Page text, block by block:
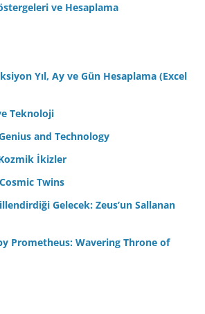
ve Hesaplama
Yıl, Ay ve Gün Hesaplama (Excel
Teknoloji
and Technology
İkizler
Twins
Gelecek: Zeus’un Sallanan
Prometheus: Wavering Throne of